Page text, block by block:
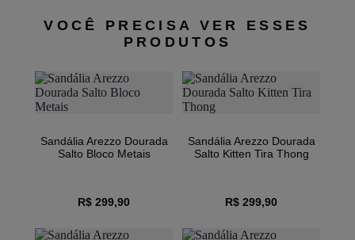
VOCÊ PRECISA VER ESSES
PRODUTOS
Sandália Arezzo Dourada
Salto Bloco Metais
R$ 299,90
Sandália Arezzo Dourada
Salto Kitten Tira Thong
R$ 299,90